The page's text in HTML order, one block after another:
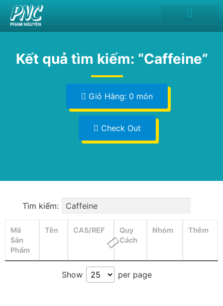
Kết quả tìm kiếm: “Caffeine”
Giỏ Hàng: 0 món
Check Out
Tìm kiếm:
Mã
Sản
Phẩm
Tên CAS/REF
Quy
Cách
Nhóm Thêm
Show per page